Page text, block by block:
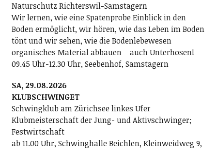
Naturschutz Richterswil-Samstagern
Wir lernen, wie eine Spatenprobe Einblick in den
Boden ermöglicht, wir hören, wie das Leben im Boden
tönt und wir sehen, wie die Bodenlebewesen
organisches Material abbauen – auch Unterhosen!
09.45 Uhr-12.30 Uhr, Seebenhof, Samstagern
SA, 29.08.2026
KLUBSCHWINGET
Schwingklub am Zürichsee linkes Ufer
Klubmeisterschaft der Jung- und Aktivschwinger;
Festwirtschaft
ab 11.00 Uhr, Schwinghalle Beichlen, Kleinweidweg 9,